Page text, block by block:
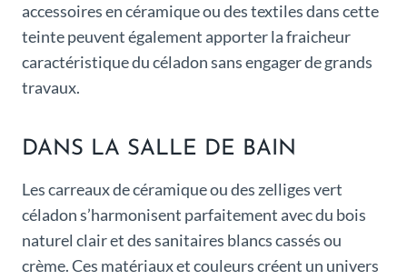
accessoires en céramique ou des textiles dans cette
teinte peuvent également apporter la fraicheur
caractéristique du céladon sans engager de grands
travaux.
DANS LA SALLE DE BAIN
Les carreaux de céramique ou des zelliges vert
céladon s’harmonisent parfaitement avec du bois
naturel clair et des sanitaires blancs cassés ou
crème. Ces matériaux et couleurs créent un univers